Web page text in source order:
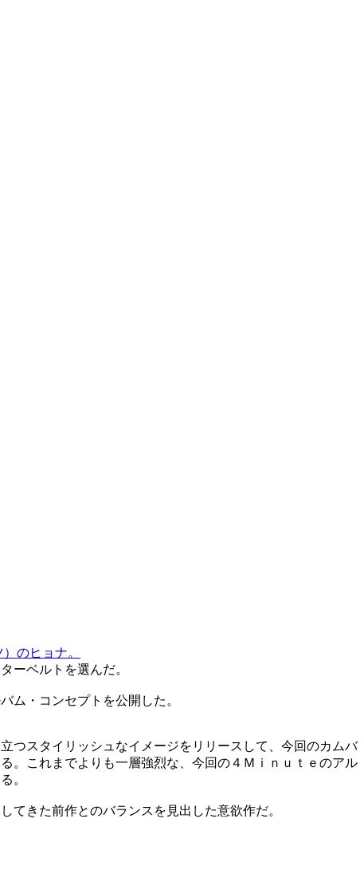
のヒョナ。
ーベルトを選んだ。
ム・コンセプトを公開した。
つスタイリッシュなイメージをリリースして、今回のカムバ
。これまでよりも一層強烈な、今回の４Ｍｉｎｕｔｅのアル
。
きた前作とのバランスを見出した意欲作だ。